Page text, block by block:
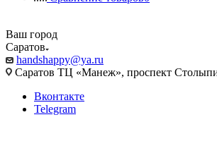
Ваш город
Саратов
handshappy@ya.ru
Саратов ТЦ «Манеж», проспект
Вконтакте
Telegram